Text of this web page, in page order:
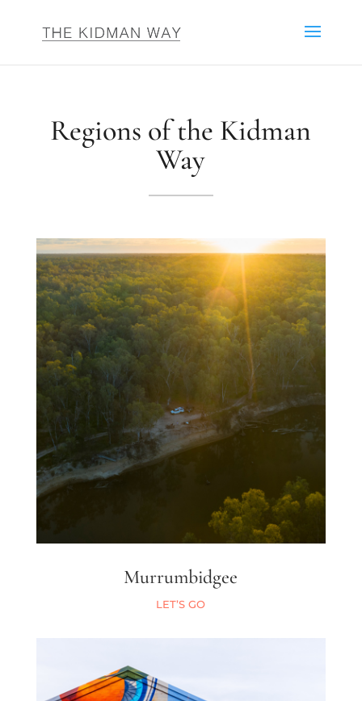
Regions of the Kidman
Way
Murrumbidgee
LET’S GO